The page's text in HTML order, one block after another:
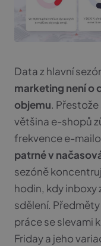
Data z hlavní
marketing není o
objemu.
většina e-shopů
frekvence e-
patrné v
sezóně
hodin, kdy inboxy
sdělení.
práce se slevami
Friday a jeho
Bez nich by
lišty a chrání
Název